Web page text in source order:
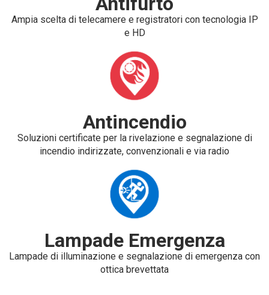
Ampia scelta di telecamere e registratori con tecnologia IP
e HD
Antincendio
Soluzioni certificate per la rivelazione e segnalazione di
incendio indirizzate, convenzionali e via radio
Lampade Emergenza
Lampade di illuminazione e segnalazione di emergenza con
ottica brevettata